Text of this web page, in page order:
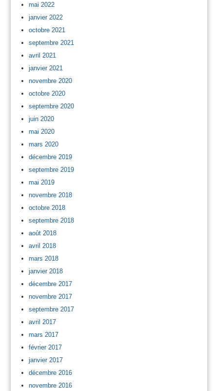
mai 2022
janvier 2022
octobre 2021
septembre 2021
avril 2021
janvier 2021
novembre 2020
octobre 2020
septembre 2020
juin 2020
mai 2020
mars 2020
décembre 2019
septembre 2019
mai 2019
novembre 2018
octobre 2018
septembre 2018
août 2018
avril 2018
mars 2018
janvier 2018
décembre 2017
novembre 2017
septembre 2017
avril 2017
mars 2017
février 2017
janvier 2017
décembre 2016
novembre 2016